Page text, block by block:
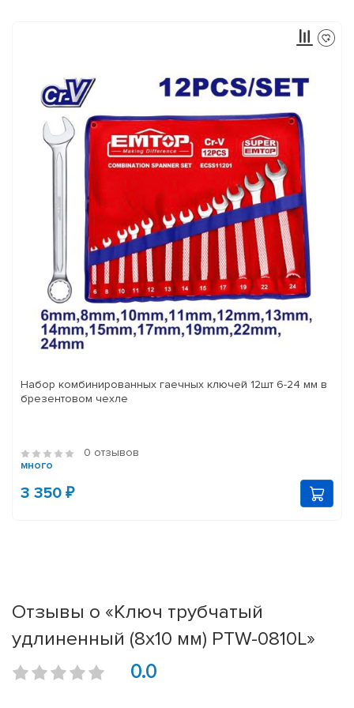
Набор комбинированных гаечных ключей 12шт 6-24 мм в
брезентовом чехле
0 отзывов
много
3 350 ₽
Отзывы о «Ключ трубчатый
удлиненный (8х10 мм) PTW-0810L»
0.0